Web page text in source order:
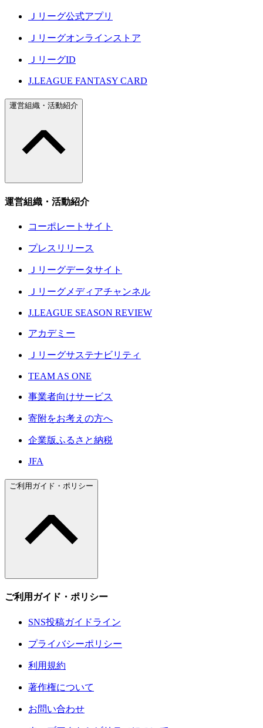
Ｊリーグ公式アプリ
Ｊリーグオンラインストア
ＪリーグID
J.LEAGUE FANTASY CARD
運営組織・活動紹介
運営組織・活動紹介
コーポレートサイト
プレスリリース
Ｊリーグデータサイト
Ｊリーグメディアチャンネル
J.LEAGUE SEASON REVIEW
アカデミー
Ｊリーグサステナビリティ
TEAM AS ONE
事業者向けサービス
寄附をお考えの方へ
企業版ふるさと納税
JFA
ご利用ガイド・ポリシー
ご利用ガイド・ポリシー
SNS投稿ガイドライン
プライバシーポリシー
利用規約
著作権について
お問い合わせ